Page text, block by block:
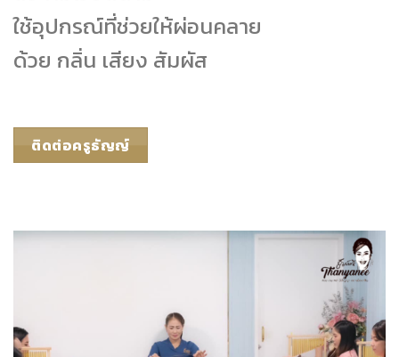
ใช้อุปกรณ์ที่ช่วยให้ผ่อนคลาย
ด้วย กลิ่น เสียง สัมผัส
ติดต่อครูธัญญ์